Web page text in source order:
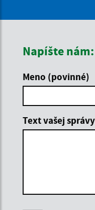
Napíšte nám:
Meno (povinné)
Text vašej